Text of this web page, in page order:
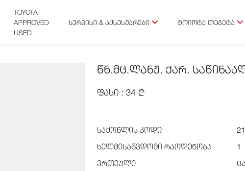
TOYOTA
APPROVED
USED
ᲡᲔᲠᲕᲘᲡᲘ & ᲐᲥᲡᲔᲡᲣᲐᲠᲔᲑᲘ ᲢᲝᲘᲝᲢᲐ ᲗᲔᲒᲔᲢᲐ
ᲬᲜ.ᲛᲪ.ᲚᲐᲜᲟ. ᲥᲐᲠ.
ᲤᲐᲡᲘ : 34 ₾
საქონლის კოდი
ხელმისაწვდომი რაოდენობა
1
ერთეული